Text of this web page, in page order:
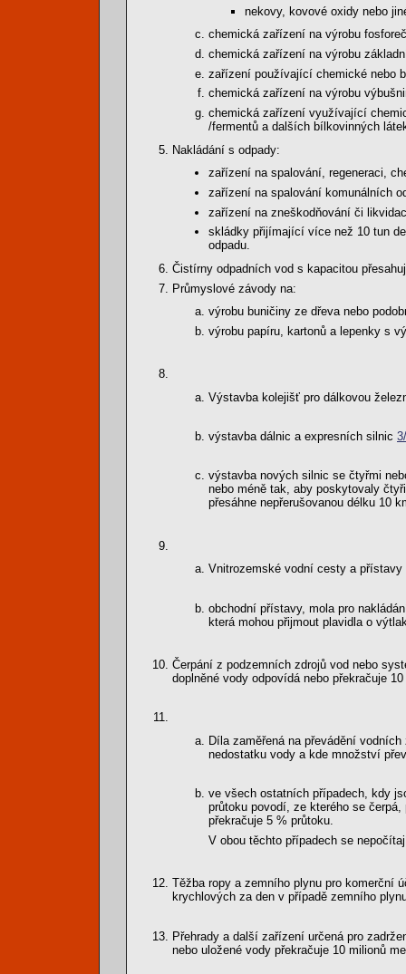
nekovy, kovové oxidy nebo
chemická zařízení na výrobu
chemická zařízení na výrobu
zařízení používající chemické nebo
chemická zařízení na výrobu
chemická zařízení využívající
/fermentů a dalších bílkovinných
Nakládání s odpady:
zařízení na spalování, regeneraci,
zařízení na spalování komunálních
zařízení na zneškodňování či
skládky přijímající více než 10 tun
odpadu.
Čistírny odpadních vod s kapacitou
Průmyslové závody na:
výrobu buničiny ze dřeva nebo
výrobu papíru, kartonů a lepenky s
Výstavba kolejišť pro dálkovou
výstavba dálnic a expresních silnic 3/
výstavba nových silnic se čtyřmi
nebo méně tak, aby poskytovaly
přesáhne nepřerušovanou délku 10
Vnitrozemské vodní cesty a
obchodní přístavy, mola pro
která mohou přijmout plavidla o
Čerpání z podzemních zdrojů vod nebo
doplněné vody odpovídá nebo překračuje
Díla zaměřená na převádění
nedostatku vody a kde množství
ve všech ostatních případech, kdy
průtoku povodí, ze kterého se
překračuje 5 % průtoku.
V obou těchto případech se
Těžba ropy a zemního plynu pro komerční
krychlových za den v případě zemního
Přehrady a další zařízení určená pro
nebo uložené vody překračuje 10 milionů